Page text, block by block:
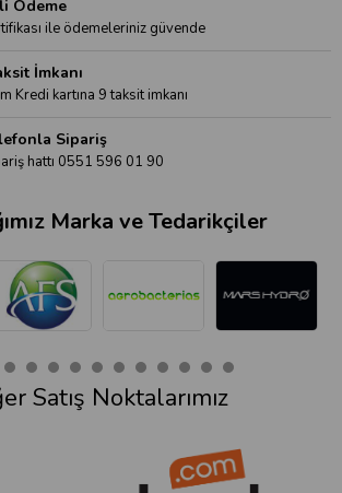
Ödeme
ile ödemeleriniz güvende
İmkanı
Kredi kartına 9 taksit imkanı
Sipariş
hattı 0551 596 01 90
Marka ve Tedarikçiler
Satış Noktalarımız